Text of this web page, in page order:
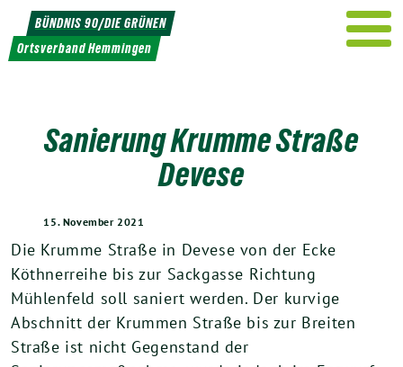
Weiter
zum
Inhalt
BÜNDNIS 90/DIE GRÜNEN
Ortsverband Hemmingen
Sanierung Krumme Straße
Devese
15. November 2021
Die Krumme Straße in Devese von der Ecke
Köthnerreihe bis zur Sackgasse Richtung
Mühlenfeld soll saniert werden. Der kurvige
Abschnitt der Krummen Straße bis zur Breiten
Straße ist nicht Gegenstand der